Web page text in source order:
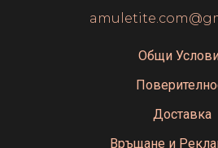
Общи
Доставка
Връщане и